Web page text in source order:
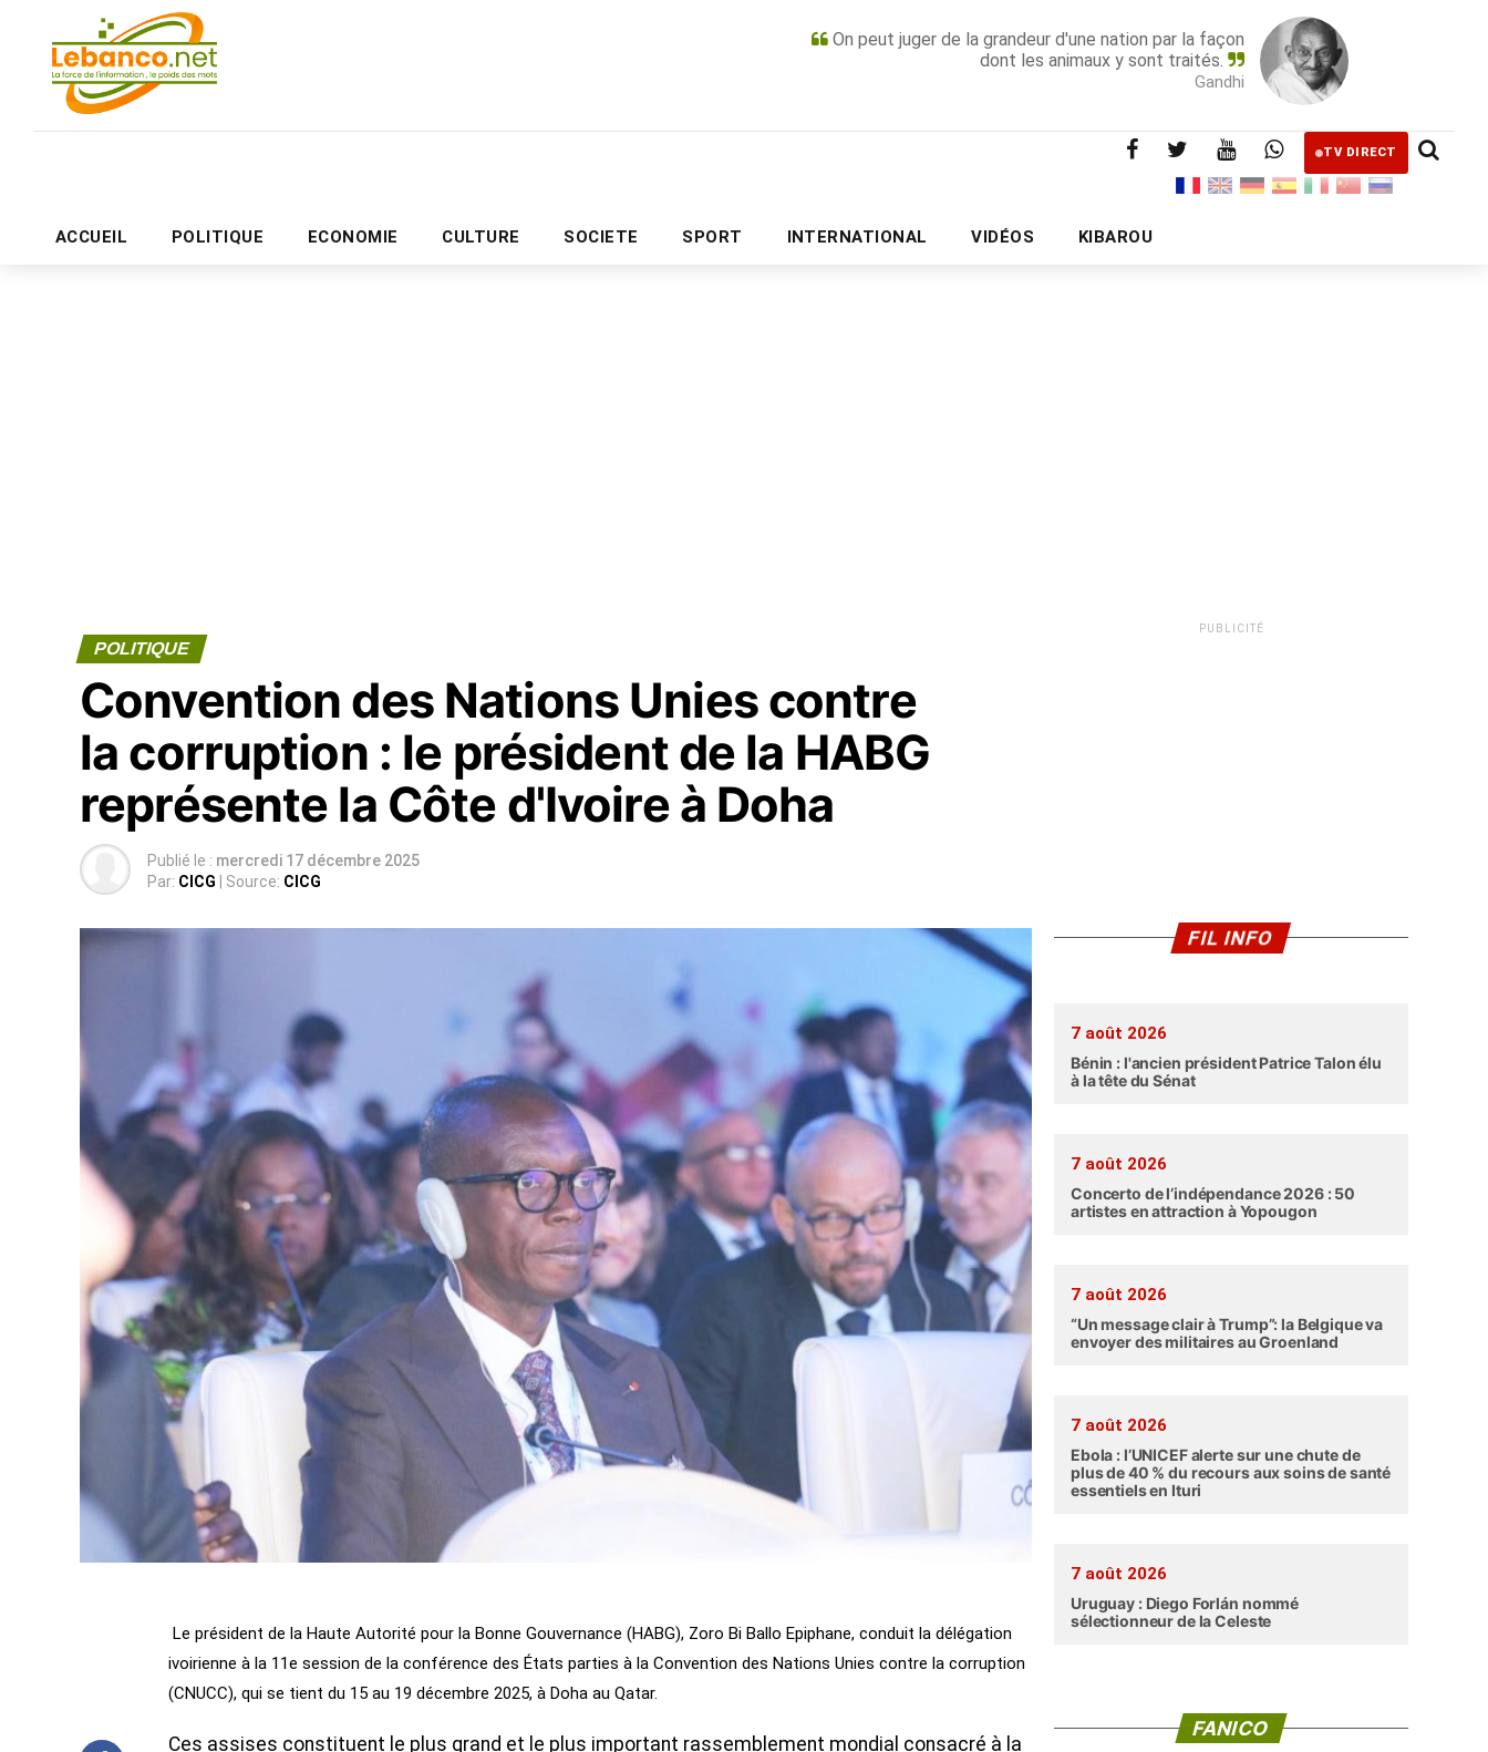
On peut juger de la grandeur d'une nation par la façon
dont les animaux y sont traités.
Gandhi
TV DIRECT
ACCUEIL POLITIQUE ECONOMIE CULTURE SOCIETE SPORT INTERNATIONAL VIDÉOS KIBAROU
PUBLICITÉ
POLITIQUE
Convention des Nations Unies contre
la corruption : le président de la HABG
représente la Côte d'Ivoire à Doha
Publié le : mercredi 17 décembre 2025
Par: CICG | Source: CICG
Le président de la Haute Autorité pour la Bonne Gouvernance (HABG), Zoro Bi Ballo Epiphane, conduit la délégation
ivoirienne à la 11e session de la conférence des États parties à la Convention des Nations Unies contre la corruption
(CNUCC), qui se tient du 15 au 19 décembre 2025, à Doha au Qatar.
Ces assises constituent le plus grand et le plus important rassemblement mondial consacré à la
PUBLICITÉ
FIL INFO
7 août 2026
Bénin : l'ancien président Patrice Talon élu
à la tête du Sénat
7 août 2026
Concerto de l’indépendance 2026 : 50
artistes en attraction à Yopougon
7 août 2026
“Un message clair à Trump”: la Belgique va
envoyer des militaires au Groenland
7 août 2026
Ebola : l’UNICEF alerte sur une chute de
plus de 40 % du recours aux soins de santé
essentiels en Ituri
7 août 2026
Uruguay : Diego Forlán nommé
sélectionneur de la Celeste
FANICO